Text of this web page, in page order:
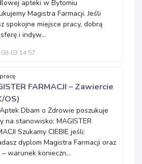
apteki w Bytomiu
Magistra Farmacji. Jeśli
spokojne miejsce pracy, dobrą
i indyw...
03 14:57
FARMACJI – Zawiercie
OS)
Dbam o Zdrowie poszukuje
na stanowisko: MAGISTER
Szukamy CIEBIE jeśli:
dyplom Magistra Farmacji oraz
– warunek konieczn...